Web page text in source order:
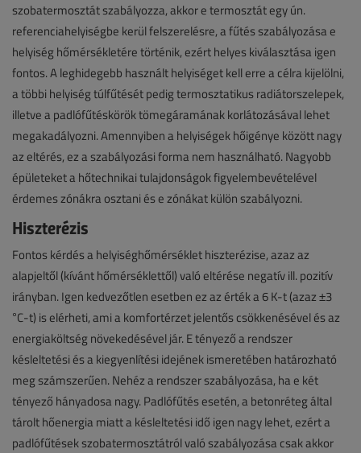
szobatermosztát szabályozza, akkor e termosztát egy ún.
referenciahelyiségbe kerül felszerelésre, a fűtés szabályozása e
helyiség hőmérsékletére történik, ezért helyes kiválasztása igen
fontos. A leghidegebb használt helyiséget kell erre a célra kijelölni,
a többi helyiség túlfűtését pedig termosztatikus radiátorszelepek,
illetve a padlófűtéskörök tömegáramának korlátozásával lehet
megakadályozni. Amennyiben a helyiségek hőigénye között nagy
az eltérés, ez a szabályozási forma nem használható. Nagyobb
épületeket a hőtechnikai tulajdonságok figyelembevételével
érdemes zónákra osztani és e zónákat külön szabályozni.
Hiszterézis
Fontos kérdés a helyiséghőmérséklet hiszterézise, azaz az
alapjeltől (kívánt hőmérséklettől) való eltérése negatív ill. pozitív
irányban. Igen kedvezőtlen esetben ez az érték a 6 K-t (azaz ±3
°C-t) is elérheti, ami a komfortérzet jelentős csökkenésével és az
energiaköltség növekedésével jár. E tényező a rendszer
késleltetési és a kiegyenlítési idejének ismeretében határozható
meg számszerűen. Nehéz a rendszer szabályozása, ha e két
tényező hányadosa nagy. Padlófűtés esetén, a betonréteg által
tárolt hőenergia miatt a késleltetési idő igen nagy lehet, ezért a
padlófűtések szobatermosztátról való szabályozása csak akkor